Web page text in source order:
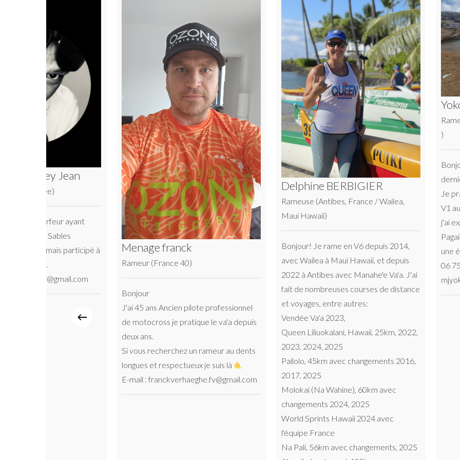
Menage franck
J'ai 45 ans Ancien pilote professionnel
de motocross je pratique le va'a depuis
Si vous recherchez un rameur au dents
E-mail : franckverhaeghe.fv@gmail.com
Delphine BERBIGIER
Rameuse (Antibes, France / Wailea,
Maui Hawaii)
Bonjour! Je rame en V6 depuis 2014,
avec Wailea à Maui Hawaii, et depuis
2022 à Antibes avec Manahe'e Va'a. J'ai
fait de nombreuses courses de distance
et voyages, entre autres:
Vendée Va'a 2023,
Queen Liliuokalani, Hawaii, 25km, 2022,
2023, 2024, 2025
Pailolo, 45km avec changements 2016,
2017, 2025
Na Pali, 56km avec changements, 2025
Yokoi Marie-Juliette
Rameuse (France / Bouches-du-Rhône
)
Bonjour! j'ai commencé le va'a l'année
dernière mais j'ai vite attrapé le virus!
Je pratique à Marseille, sorties en V6
V1 au moins une fois par semaine. En V6
j'ai expérimenté les postes 1, 2, 4 et 5.
Pagaie verte ok. Dispo pour compléter
une équipe sympathique et dynamique
06 75 43 30 67
mjyokoi@gmail.com